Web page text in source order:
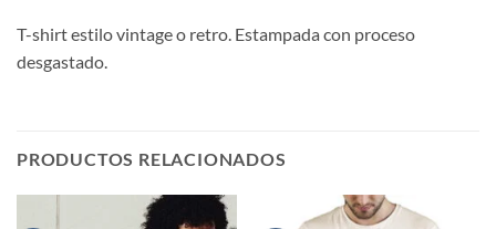
T-shirt estilo vintage o retro. Estampada con proceso
desgastado.
PRODUCTOS RELACIONADOS